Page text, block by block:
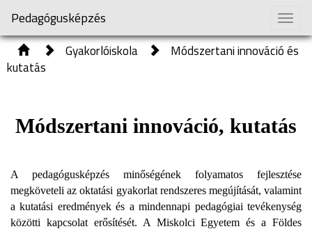
Pedagógusképzés
Gyakorlóiskola
Módszertani innováció és
kutatás
Módszertani innováció, kutatás
A pedagógusképzés minőségének folyamatos fejlesztése
megköveteli az oktatási gyakorlat rendszeres megújítását, valamint
a kutatási eredmények és a mindennapi pedagógiai tevékenység
közötti kapcsolat erősítését. A Miskolci Egyetem és a Földes